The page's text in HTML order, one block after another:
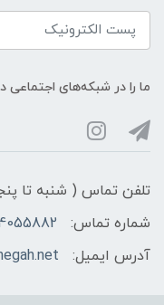
ما را در شبکه‌های اجتماعی
تلفن تماس ( شنبه تا پنجشنبه 9
شماره تماس:
آدرس ایمیل: